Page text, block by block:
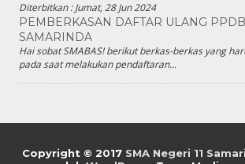
Diterbitkan :Jumat, 28 Jun 2024
PEMBERKASAN DAFTAR ULANG PPDB
SAMARINDA
Hai sobat SMABAS! berikut berkas-berkas yang
pada saat melakukan pendaftaran...
Copyright © 2017 SMA Negeri 11